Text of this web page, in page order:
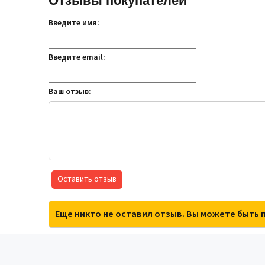
Введите имя:
Введите email:
Ваш отзыв:
Оставить отзыв
Еще никто не оставил отзыв. Вы можете быть